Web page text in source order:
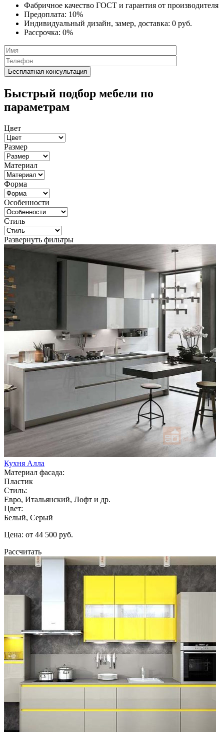
Фабричное качество ГОСТ и гарантия от производителя
Предоплата: 10%
Индивидуальный дизайн, замер, доставка: 0 руб.
Рассрочка: 0%
Быстрый подбор мебели по
параметрам
Цвет
Размер
Материал
Форма
Особенности
Стиль
Развернуть фильтры
Кухня Алла
Материал фасада:
Пластик
Стиль:
Евро, Итальянский, Лофт и др.
Цвет:
Белый, Серый
Цена: от 44 500 руб.
Рассчитать